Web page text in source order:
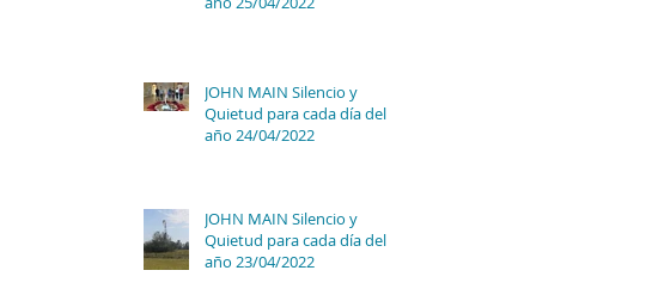
JOHN MAIN Silencio y
Quietud para cada día del
año 24/04/2022
JOHN MAIN Silencio y
Quietud para cada día del
año 23/04/2022